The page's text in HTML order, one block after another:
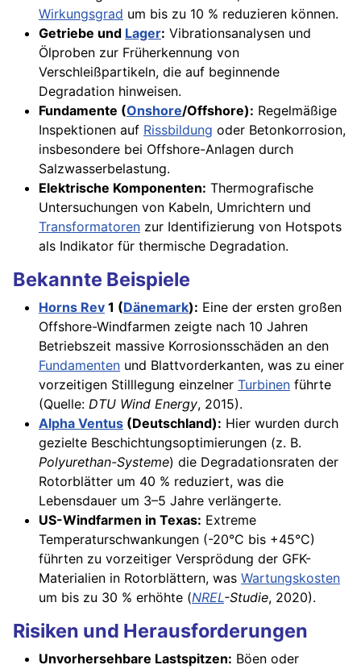
Wirkungsgrad um bis zu 10 % reduzieren können.
Getriebe und Lager: Vibrationsanalysen und
Ölproben zur Früherkennung von
Verschleißpartikeln, die auf beginnende
Degradation hinweisen.
Fundamente (Onshore/Offshore): Regelmäßige
Inspektionen auf Rissbildung oder Betonkorrosion,
insbesondere bei Offshore-Anlagen durch
Salzwasserbelastung.
Elektrische Komponenten: Thermografische
Untersuchungen von Kabeln, Umrichtern und
Transformatoren zur Identifizierung von Hotspots
als Indikator für thermische Degradation.
Bekannte Beispiele
Horns Rev 1 (Dänemark): Eine der ersten großen
Offshore-Windfarmen zeigte nach 10 Jahren
Betriebszeit massive Korrosionsschäden an den
Fundamenten und Blattvorderkanten, was zu einer
vorzeitigen Stilllegung einzelner Turbinen führte
(Quelle: DTU Wind Energy, 2015).
Alpha Ventus (Deutschland): Hier wurden durch
gezielte Beschichtungsoptimierungen (z. B.
Polyurethan-Systeme) die Degradationsraten der
Rotorblätter um 40 % reduziert, was die
Lebensdauer um 3–5 Jahre verlängerte.
US-Windfarmen in Texas: Extreme
Temperaturschwankungen (-20°C bis +45°C)
führten zu vorzeitiger Versprödung der GFK-
Materialien in Rotorblättern, was Wartungskosten
um bis zu 30 % erhöhte (NREL-Studie, 2020).
Risiken und Herausforderungen
Unvorhersehbare Lastspitzen: Böen oder